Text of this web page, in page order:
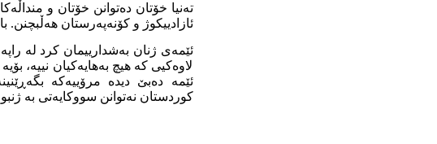
تەنیا خۆتان دەتوانن خۆتان و
ئازادییکوژ و کۆنەپەرستان هەڵبچنن.
ئێمەی ژنان بەشدارییمان کرد لە
لاوەکیی کە هیچ بەهایەکیان نییە،
ئێمە دەبێ دیدە مرۆییەکە
کوردستان نەتوانن سووکایەتی بە